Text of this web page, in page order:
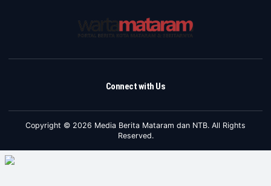
Connect with Us
Copyright © 2026 Media Berita Mataram dan NTB. All Rights
Reserved.